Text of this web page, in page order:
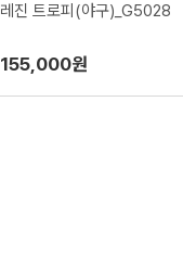
레진 트로피(야구)_G5028
155,000원